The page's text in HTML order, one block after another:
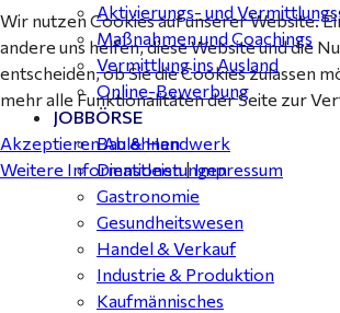
Aktivierungs- und
Maßnahmen und Coachings
Vermittlung ins Ausland
Online-Bewerbung
JOBBÖRSE
Bau & Handwerk
Dienstleistungen
Gastronomie
Gesundheitswesen
Handel & Verkauf
Industrie & Produktion
Kaufmännisches
Wir nutzen Cookies auf unserer Website.
andere uns helfen, diese Website und die
entscheiden, ob Sie die Cookies zulassen
mehr alle Funktionalitäten der Seite zur
AkzeptierenAblehnen
Weitere Informationen|Impressum